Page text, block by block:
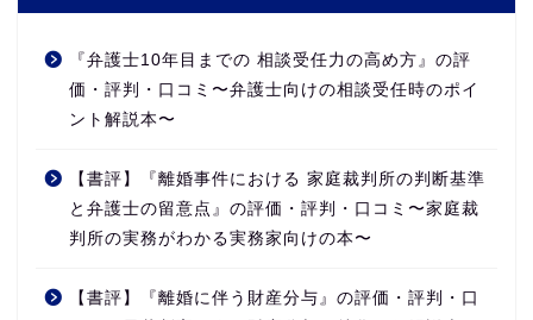
『弁護士10年目までの 相談受任力の高め方』の評
価・評判・口コミ〜弁護士向けの相談受任時のポイ
ント解説本〜
【書評】『離婚事件における 家庭裁判所の判断基準
と弁護士の留意点』の評価・評判・口コミ〜家庭裁
判所の実務がわかる実務家向けの本〜
【書評】『離婚に伴う財産分与』の評価・評判・口